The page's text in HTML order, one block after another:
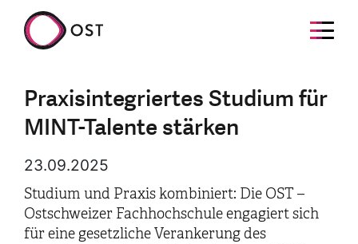
Praxisintegriertes Studium für
MINT-Talente stärken
23.09.2025
Studium und Praxis kombiniert: Die OST –
Ostschweizer Fachhochschule engagiert sich
für eine gesetzliche Verankerung des